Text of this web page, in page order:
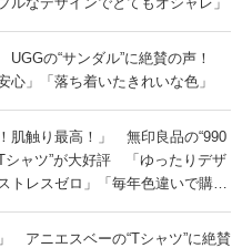
の“サンダル”に絶賛の声！
心」「落ち着いたきれいな色」
肌触り最高！」 無印良品の“990
シャツ”が大好評 「ゆったりデザ
トレスゼロ」「毎年色違いで購入
アニエスベーの“Tシャツ”に絶賛